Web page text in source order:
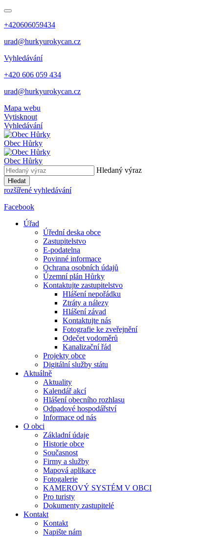
+420606059434
urad@hurkyurokycan.cz
Vyhledávání
+420 606 059 434
urad@hurkyurokycan.cz
Mapa webu
Vytisknout
Vyhledávání
Obec Hůrky
Obec Hůrky
Hledaný výraz
Hledat
rozšířené vyhledávání
Facebook
Úřad
Úřední deska obce
Zastupitelstvo
E-podatelna
Povinné informace
Ochrana osobních údajů
Územní plán Hůrky
Kontaktujte zastupitelstvo
Hlášení nepořádku
Ztráty a nálezy
Hlášení závad
Kontaktujte nás
Fotografie ke zveřejnění
Odečet vodoměrů
Kanalizační řád
Projekty obce
Digitální služby státu
Aktuálně
Aktuality
Kalendář akcí
Hlášení obecního rozhlasu
Odpadové hospodářství
Informace od nás
O obci
Základní údaje
Historie obce
Současnost
Firmy a služby
Mapová aplikace
Fotogalerie
KAMEROVÝ SYSTÉM V OBCI
Pro turisty
Dokumenty zastupitelé
Kontakt
Kontakt
Napište nám